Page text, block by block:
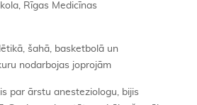
Rīgas Medicīnas
šahā, basketbolā un
nodarbojas joprojām
par ārstu anesteziologu, bijis